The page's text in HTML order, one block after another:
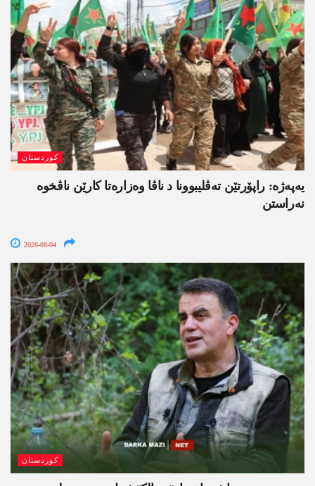
کوردستان
یەپەژە: راپۆرتێن تەڤلیبوونا د ناڤا وەزارەتا کارێن ناڤخوە
نەراستن
2026-08-04
کوردستان